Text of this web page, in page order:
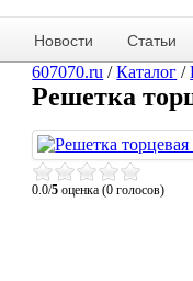
Новости Статьи
607070.ru /Каталог /
Решетка
0.0/5 оценка (0 голосов)